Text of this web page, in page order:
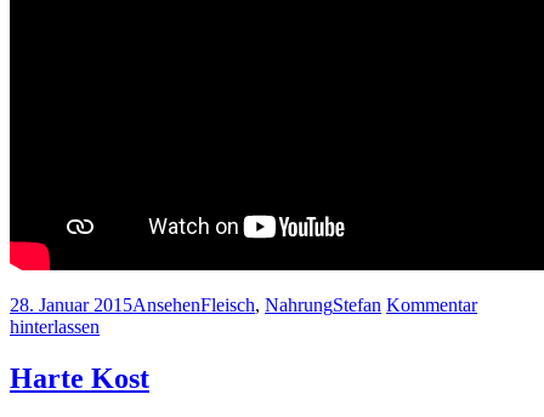
28. Januar 2015AnsehenFleisch, NahrungStefan Kommentar
hinterlassen
Harte Kost